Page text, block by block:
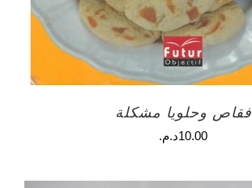
فقاص وحلويا مشكلة
10.00د.م.